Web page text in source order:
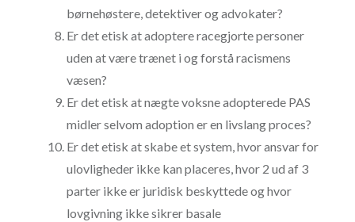
børnehøstere, detektiver og advokater?
Er det etisk at adoptere racegjorte personer
uden at være trænet i og forstå racismens
væsen?
Er det etisk at nægte voksne adopterede PAS
midler selvom adoption er en livslang proces?
Er det etisk at skabe et system, hvor ansvar for
ulovligheder ikke kan placeres, hvor 2 ud af 3
parter ikke er juridisk beskyttede og hvor
lovgivning ikke sikrer basale